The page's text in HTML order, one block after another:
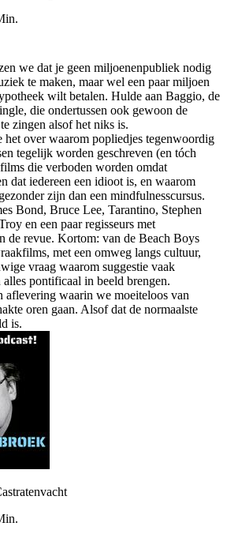
we dat je geen miljoenenpubliek nodig
te maken, maar wel een paar miljoen
wilt betalen. Hulde aan Baggio, de
die ondertussen ook gewoon de
zingen alsof het niks is.
het over waarom popliedjes tegenwoordig
tegelijk worden geschreven (en tóch
die verboden worden omdat
dat iedereen een idioot is, en waarom
zijn dan een mindfulnesscursus.
Bond, Bruce Lee, Tarantino, Stephen
en een paar regisseurs met
de revue. Kortom: van de Beach Boys
met een omweg langs cultuur,
vraag waarom suggestie vaak
alles pontificaal in beeld brengen.
aflevering waarin we moeiteloos van
oren gaan. Alsof dat de normaalste
is.